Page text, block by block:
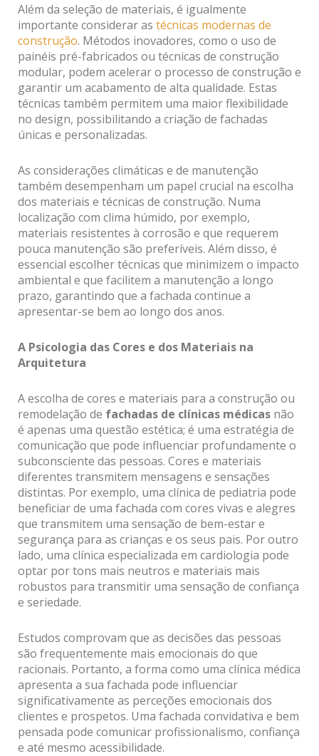
Além da seleção de materiais, é igualmente
importante considerar as técnicas modernas de
construção. Métodos inovadores, como o uso de
painéis pré-fabricados ou técnicas de construção
modular, podem acelerar o processo de construção e
garantir um acabamento de alta qualidade. Estas
técnicas também permitem uma maior flexibilidade
no design, possibilitando a criação de fachadas
únicas e personalizadas.
As considerações climáticas e de manutenção
também desempenham um papel crucial na escolha
dos materiais e técnicas de construção. Numa
localização com clima húmido, por exemplo,
materiais resistentes à corrosão e que requerem
pouca manutenção são preferíveis. Além disso, é
essencial escolher técnicas que minimizem o impacto
ambiental e que facilitem a manutenção a longo
prazo, garantindo que a fachada continue a
apresentar-se bem ao longo dos anos.
A Psicologia das Cores e dos Materiais na
Arquitetura
A escolha de cores e materiais para a construção ou
remodelação de fachadas de clínicas médicas não
é apenas uma questão estética; é uma estratégia de
comunicação que pode influenciar profundamente o
subconsciente das pessoas. Cores e materiais
diferentes transmitem mensagens e sensações
distintas. Por exemplo, uma clínica de pediatria pode
beneficiar de uma fachada com cores vivas e alegres
que transmitem uma sensação de bem-estar e
segurança para as crianças e os seus pais. Por outro
lado, uma clínica especializada em cardiologia pode
optar por tons mais neutros e materiais mais
robustos para transmitir uma sensação de confiança
e seriedade.
Estudos comprovam que as decisões das pessoas
são frequentemente mais emocionais do que
racionais. Portanto, a forma como uma clínica médica
apresenta a sua fachada pode influenciar
significativamente as perceções emocionais dos
clientes e prospetos. Uma fachada convidativa e bem
pensada pode comunicar profissionalismo, confiança
e até mesmo acessibilidade.